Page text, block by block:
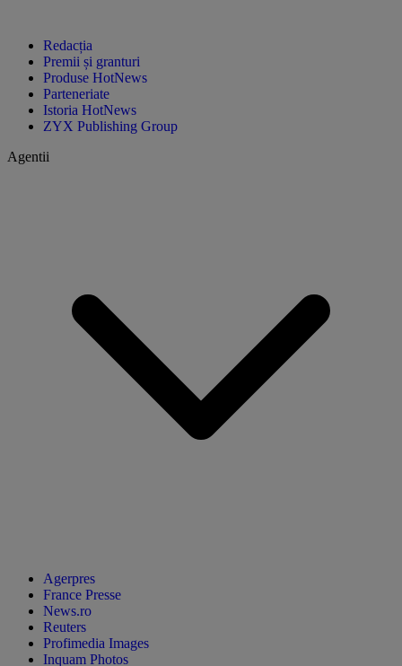
Redacția
Premii și granturi
Produse HotNews
Parteneriate
Istoria HotNews
ZYX Publishing Group
Agentii
Agerpres
France Presse
News.ro
Reuters
Profimedia Images
Inquam Photos